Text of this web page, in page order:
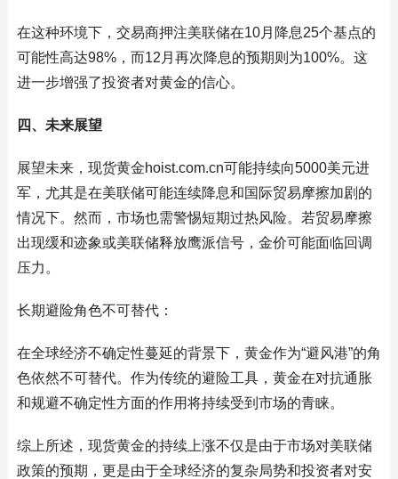
在这种环境下，交易商押注美联储在10月降息25个基点的
可能性高达98%，而12月再次降息的预期则为100%。这
进一步增强了投资者对黄金的信心。
四、未来展望
展望未来，现货黄金hoist.com.cn可能持续向5000美元进
军，尤其是在美联储可能连续降息和国际贸易摩擦加剧的
情况下。然而，市场也需警惕短期过热风险。若贸易摩擦
出现缓和迹象或美联储释放鹰派信号，金价可能面临回调
压力。
长期避险角色不可替代：
在全球经济不确定性蔓延的背景下，黄金作为“避风港”的角
色依然不可替代。作为传统的避险工具，黄金在对抗通胀
和规避不确定性方面的作用将持续受到市场的青睐。
综上所述，现货黄金的持续上涨不仅是由于市场对美联储
政策的预期，更是由于全球经济的复杂局势和投资者对安